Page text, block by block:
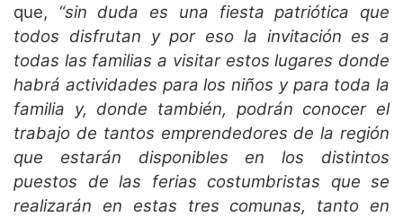
que, “sin duda es una fiesta patriótica que
todos disfrutan y por eso la invitación es a
todas las familias a visitar estos lugares donde
habrá actividades para los niños y para toda la
familia y, donde también, podrán conocer el
trabajo de tantos emprendedores de la región
que estarán disponibles en los distintos
puestos de las ferias costumbristas que se
realizarán en estas tres comunas, tanto en